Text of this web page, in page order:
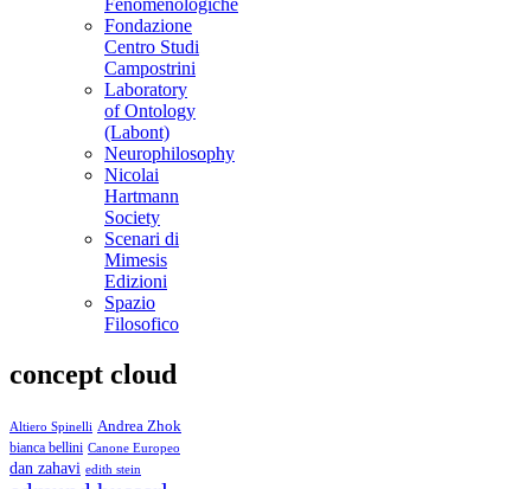
Fenomenologiche
Fondazione
Centro Studi
Campostrini
Laboratory
of Ontology
(Labont)
Neurophilosophy
Nicolai
Hartmann
Society
Scenari di
Mimesis
Edizioni
Spazio
Filosofico
concept cloud
Altiero Spinelli Andrea Zhok
bianca bellini Canone Europeo
dan zahavi edith stein